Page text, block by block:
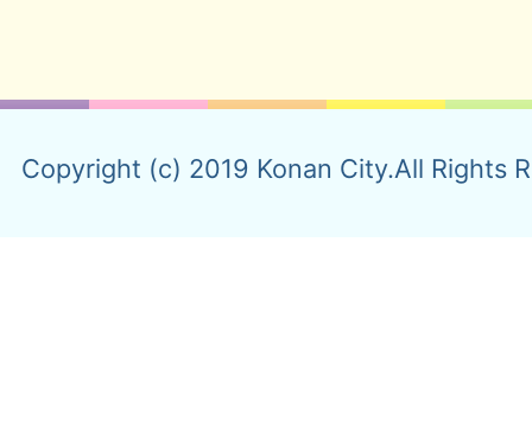
Copyright (c) 2019 Konan City.All Rights